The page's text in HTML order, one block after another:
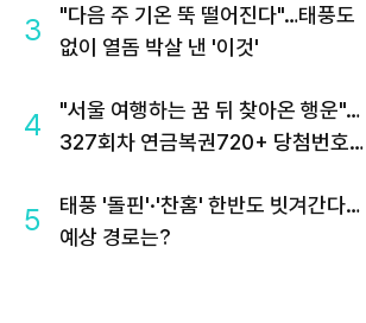
3
"다음 주 기온 뚝 떨어진다"…태풍도
없이 열돔 박살 낸 '이것'
4
"서울 여행하는 꿈 뒤 찾아온 행운"…
327회차 연금복권720+ 당첨번호조
5
태풍 '돌핀'·'찬홈' 한반도 빗겨간다…
예상 경로는?